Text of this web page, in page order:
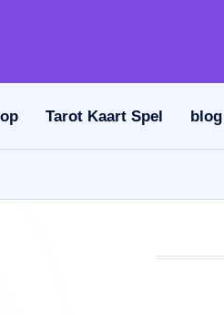
Tarot Kaart Spel blog